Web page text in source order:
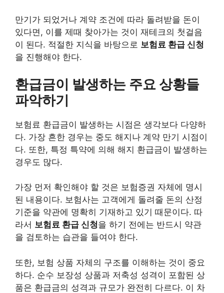
만기가 되었거나 계약 조건에 따라 돌려받을 돈이
있다면, 이를 제때 찾아가는 것이 재테크의 첫걸음
이 된다. 적절한 지식을 바탕으로 보험료 환급 신청
을 진행해야 한다.
환급금이 발생하는 주요 상황들
파악하기
보험료 환급금이 발생하는 시점은 생각보다 다양하
다. 가장 흔한 경우는 중도 해지나 계약 만기 시점이
다. 또한, 특정 특약에 의해 해지 환급금이 발생하는
경우도 많다.
가장 먼저 확인해야 할 것은 보험증권 자체에 명시
된 내용이다. 보험사는 고객에게 돌려줄 돈의 산정
기준을 약관에 명확히 기재하고 있기 때문이다. 따
라서 보험료 환급 신청을 하기 전에는 반드시 약관
을 검토하는 습관을 들여야 한다.
또한, 보험 상품 자체의 구조를 이해하는 것이 중요
하다. 순수 보장성 상품과 저축성 성격이 포함된 상
품은 환급금의 성격과 규모가 완전히 다르다. 이 차